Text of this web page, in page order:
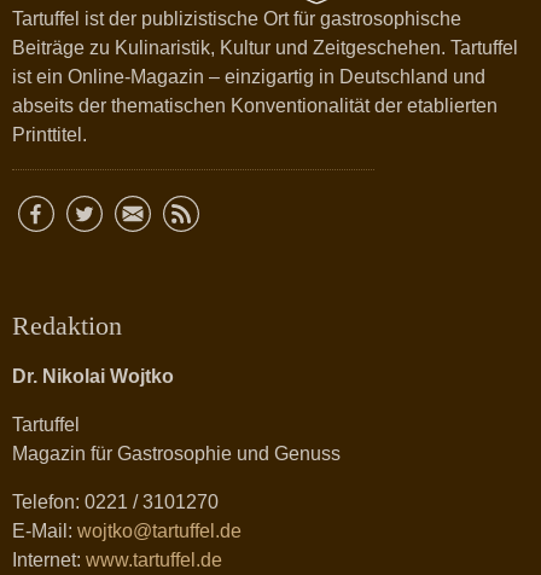
Tartuffel ist der publizistische Ort für gastrosophische
Beiträge zu Kulinaristik, Kultur und Zeitgeschehen. Tartuffel
ist ein Online-Magazin – einzigartig in Deutschland und
abseits der thematischen Konventionalität der etablierten
Printtitel.
Redaktion
Dr. Nikolai Wojtko
Tartuffel
Magazin für Gastrosophie und Genuss
Telefon: 0221 / 3101270
E-Mail: wojtko@tartuffel.de
Internet: www.tartuffel.de